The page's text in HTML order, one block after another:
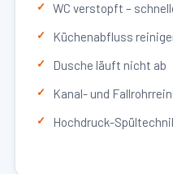
WC verstopft –
Küchenabfluss
Dusche läuft nicht ab
Kanal- und
Hochdruck-